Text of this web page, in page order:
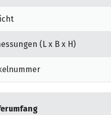
(L x B x H)